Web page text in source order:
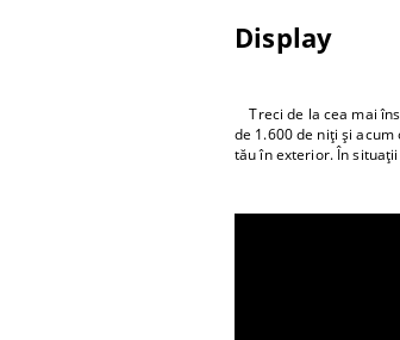
Display
Treci de la cea mai
de 1.600 de niți și
tău în exterior. În